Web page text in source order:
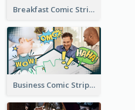
Breakfast Comic Strip
Business Comic Strip